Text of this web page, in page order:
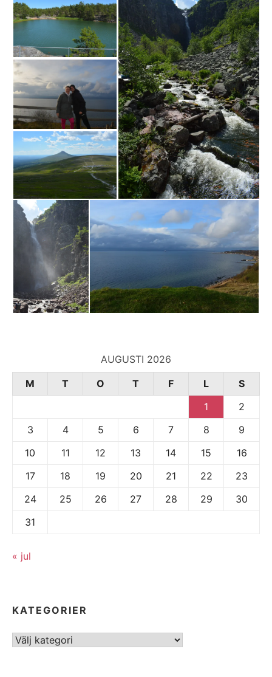
AUGUSTI 2026
M
T O T F L
S
1
2
3
4 5 6 7 8
9
10
11 12 13 14 15
16
17
18 19 20 21 22
23
24
25 26 27 28 29
30
31
« jul
KATEGORIER
Kategorier